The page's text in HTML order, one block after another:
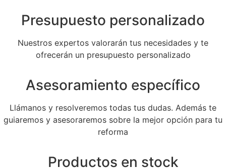
Presupuesto personalizado
Nuestros expertos valorarán tus necesidades y te
ofrecerán un presupuesto personalizado
Asesoramiento específico
Llámanos y resolveremos todas tus dudas. Además te
guiaremos y asesoraremos sobre la mejor opción para tu
reforma
Productos en stock